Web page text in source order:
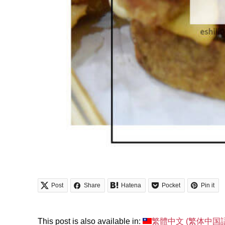
Post Share Hatena Pocket Pin it
This post is also available in: 繁體中文 (繁体中国